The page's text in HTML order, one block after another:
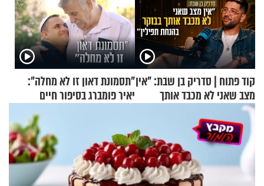
קוד פתוח | סדריק בן שבת: "אין
מצב שאני לא מכבד אותך
בבוקר בהנחת תפילין"
"תסמונת דאון זו לא מחלה":
יאיר פומברג בסיפור חיים